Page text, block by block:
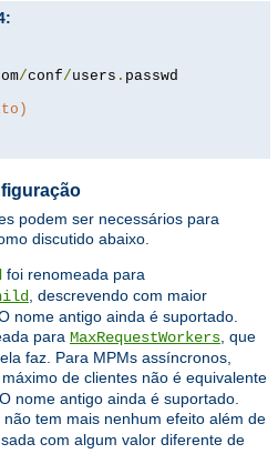
/conf/users .
podem ser necessários para
discutido abaixo.
foi renomeada para
, descrevendo com maior
nome antigo ainda é suportado.
para MaxRequestWorkers , que
faz. Para MPMs assíncronos,
máximo de clientes não é equivalente
nome antigo ainda é suportado.
não tem mais nenhum efeito além de
com algum valor diferente de